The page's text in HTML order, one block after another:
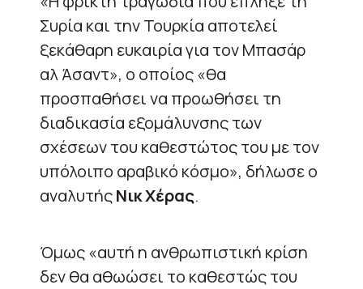
Συρία και την Τουρκία αποτελεί
ξεκάθαρη ευκαιρία για τον Μπασάρ
αλ Άσαντ», ο οποίος «θα
προσπαθήσει να προωθήσει τη
διαδικασία εξομάλυνσης των
σχέσεων του καθεστώτος του με τον
υπόλοιπο αραβικό κόσμο», δήλωσε ο
αναλυτήςΝικ Χέρας.
Όμως «αυτή η ανθρωπιστική κρίση
δεν θα αθωώσει το καθεστώς του